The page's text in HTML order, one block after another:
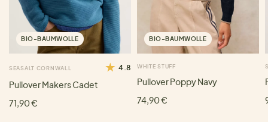
BIO-BAUMWOLLE
SEASALT CORNWALL 4.8
Pullover Makers Cadet
71,90 €
BIO-BAUMWOLLE
WHITE STUFF
Pullover Poppy Navy
74,90 €